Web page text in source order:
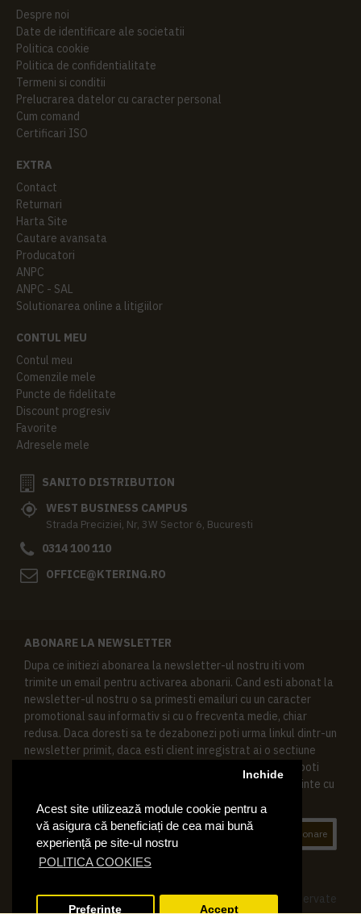
Acest site utilizează module cookie pentru a
vă asigura că beneficiați de cea mai bună
experiență pe site-ul nostru
POLITICA COOKIES
Inchide
Preferinte Accept
Despre noi
Date de identificare ale societatii
Politica cookie
Politica de confidentialitate
Termeni si conditii
Prelucrarea datelor cu caracter personal
Cum comand
Certificari ISO
EXTRA
Contact
Returnari
Harta Site
Cautare avansata
Producatori
ANPC
ANPC - SAL
Solutionarea online a litigiilor
CONTUL MEU
Contul meu
Comenzile mele
Puncte de fidelitate
Discount progresiv
Favorite
Adresele mele
SANITO DISTRIBUTION
WEST BUSINESS CAMPUS
Strada Preciziei, Nr, 3W Sector 6, Bucuresti
0314 100 110
OFFICE@KTERING.RO
ABONARE LA NEWSLETTER
Dupa ce initiezi abonarea la newsletter-ul nostru iti vom
trimite un email pentru activarea abonarii. Cand esti abonat la
newsletter-ul nostru o sa primesti emailuri cu un caracter
promotional sau informativ si cu o frecventa medie, chiar
redusa. Daca doresti sa te dezabonezi poti urma linkul dintr-un
newsletter primit, daca esti client inregistrat ai o sectiune
speciala in contul tau in acest scop, si de asemenea ne poti
contacta oricand pe email pentru orice intrebari sau cerinte cu
Abonare
© 2019 Ktering.ro , Toate drepturile rezervate